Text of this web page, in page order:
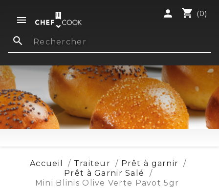

shopping_cart (0)
person
search
Accueil Traiteur
Prêt à garnir
Prêt à Garnir Salé
Mini Blinis Olive Verte Pavot 5gr